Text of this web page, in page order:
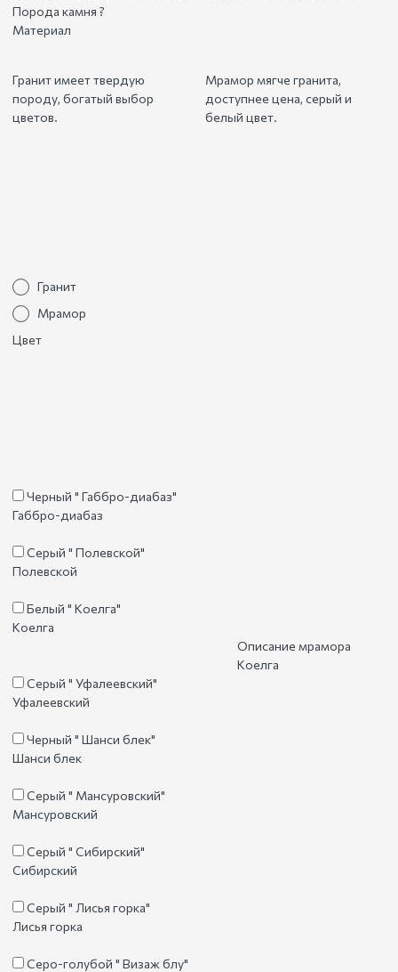
Порода камня ?
Материал
Гранит имеет твердую
породу, богатый выбор
цветов.
Мрамор мягче гранита,
доступнее цена, серый и
белый цвет.
Гранит
Мрамор
Цвет
Черный " Габбро-диабаз"
Габбро-диабаз
Серый " Полевской"
Полевской
Белый " Коелга"
Коелга
Описание мрамора
Коелга
Серый " Уфалеевский"
Уфалеевский
Черный " Шанси блек"
Шанси блек
Серый " Мансуровский"
Мансуровский
Серый " Сибирский"
Сибирский
Серый " Лисья горка"
Лисья горка
Серо-голубой " Визаж блу"